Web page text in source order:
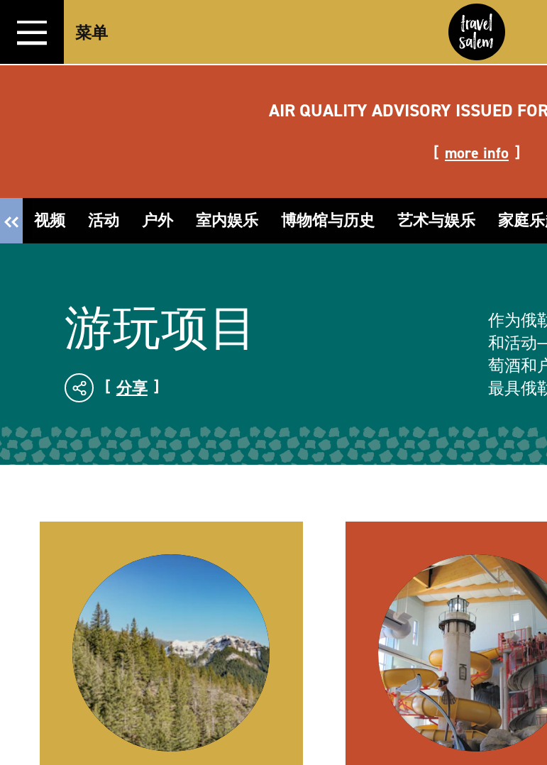
跳转至内容
菜单
AIR QUALITY ADVISORY ISSUED
more info
视频 活动 户外 室内娱乐 博物馆与历史 艺术与娱乐 家庭
游玩项目
分享
作为俄
和活动
萄酒和
最具俄